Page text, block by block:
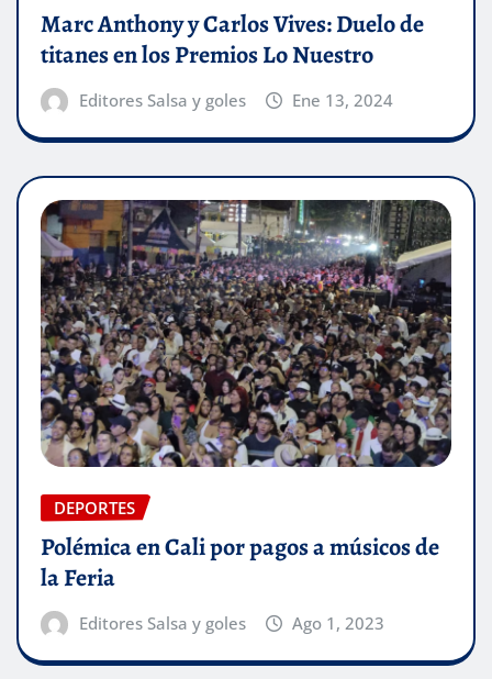
Marc Anthony y Carlos Vives: Duelo de
titanes en los Premios Lo Nuestro
Editores Salsa y goles Ene 13, 2024
DEPORTES
Polémica en Cali por pagos a músicos de
la Feria
Editores Salsa y goles Ago 1, 2023